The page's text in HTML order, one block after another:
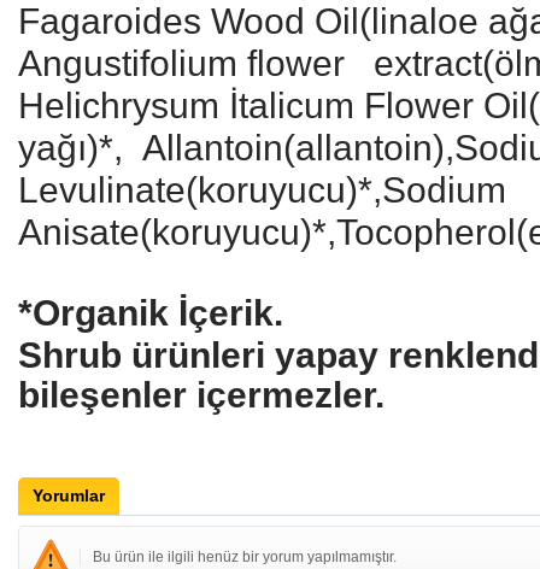
Fagaroides Wood Oil(linaloe
Angustifolium flower
Helichrysum İtalicum Flower
yağı)*,
Levulinate(koruyucu)*,Sodium
*Organik İçerik.
Shrub ürünleri yapay
bileşenler içermezler.
Yorumlar
Bu ürün ile ilgili henüz bir yorum yapılmamıştır.